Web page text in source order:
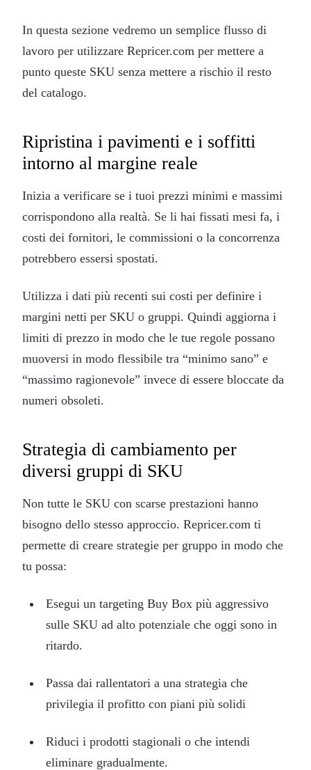
In questa sezione vedremo un semplice flusso di
lavoro per utilizzare Repricer.com per mettere a
punto queste SKU senza mettere a rischio il resto
del catalogo.
Ripristina i pavimenti e i soffitti
intorno al margine reale
Inizia a verificare se i tuoi prezzi minimi e massimi
corrispondono alla realtà. Se li hai fissati mesi fa, i
costi dei fornitori, le commissioni o la concorrenza
potrebbero essersi spostati.
Utilizza i dati più recenti sui costi per definire i
margini netti per SKU o gruppi. Quindi aggiorna i
limiti di prezzo in modo che le tue regole possano
muoversi in modo flessibile tra “minimo sano” e
“massimo ragionevole” invece di essere bloccate da
numeri obsoleti.
Strategia di cambiamento per
diversi gruppi di SKU
Non tutte le SKU con scarse prestazioni hanno
bisogno dello stesso approccio. Repricer.com ti
permette di creare strategie per gruppo in modo che
tu possa:
Esegui un targeting Buy Box più aggressivo
sulle SKU ad alto potenziale che oggi sono in
ritardo.
Passa dai rallentatori a una strategia che
privilegia il profitto con piani più solidi
Riduci i prodotti stagionali o che intendi
eliminare gradualmente.